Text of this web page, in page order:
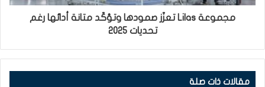
مجموعة Lilas تعزّز صمودها وتؤكّد متانة أدائها رغم
تحديات 2025
مقالات ذات صلة